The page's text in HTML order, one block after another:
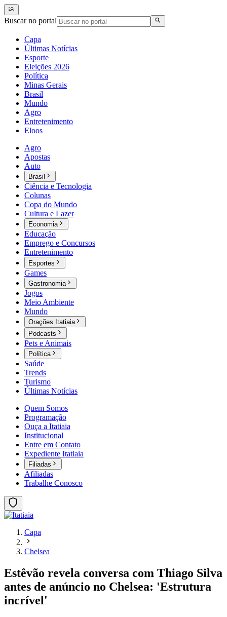
Buscar no portal
Capa
Últimas Notícias
Esporte
Eleições 2026
Política
Minas Gerais
Brasil
Mundo
Agro
Entretenimento
Eloos
Agro
Apostas
Auto
Brasil
Ciência e Tecnologia
Colunas
Copa do Mundo
Cultura e Lazer
Economia
Educação
Emprego e Concursos
Entretenimento
Esportes
Games
Gastronomia
Jogos
Meio Ambiente
Mundo
Orações Itatiaia
Podcasts
Pets e Animais
Política
Saúde
Trends
Turismo
Últimas Notícias
Quem Somos
Programação
Ouça a Itatiaia
Institucional
Entre em Contato
Expediente Itatiaia
Filiadas
Afiliadas
Trabalhe Conosco
Capa
Chelsea
Estêvão revela conversa com Thiago Silva
antes de anúncio no Chelsea: 'Estrutura
incrível'